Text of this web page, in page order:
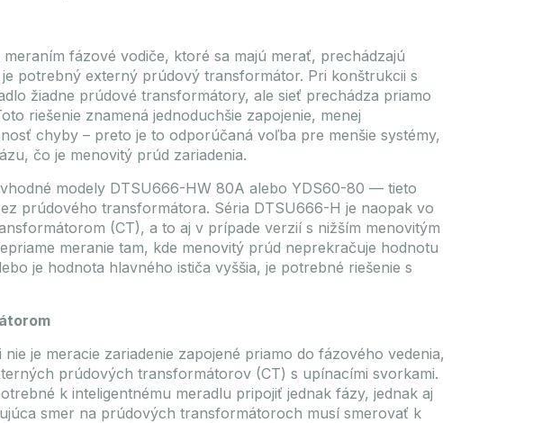
fázové vodiče, ktoré sa majú merať, prechádzajú
potrebný externý prúdový transformátor. Pri konštrukcii s
žiadne prúdové transformátory, ale sieť prechádza priamo
riešenie znamená jednoduchšie zapojenie, menej
chyby – preto je to odporúčaná voľba pre menšie systémy,
čo je menovitý prúd zariadenia.
modely DTSU666-HW 80A alebo YDS60-80 — tieto
prúdového transformátora. Séria DTSU666-H je naopak vo
(CT), a to aj v prípade verzií s nižším menovitým
meranie tam, kde menovitý prúd neprekračuje hodnotu
je hodnota hlavného ističa vyššia, je potrebné riešenie s
je meracie zariadenie zapojené priamo do fázového vedenia,
prúdových transformátorov (CT) s upínacími svorkami.
k inteligentnému meradlu pripojiť jednak fázy, jednak aj
smer na prúdových transformátoroch musí smerovať k